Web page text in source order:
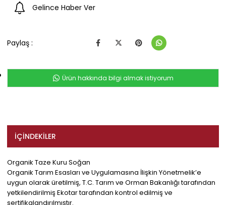
Gelince Haber Ver
Paylaş :
Ürün hakkında bilgi almak istiyorum
İÇINDEKILER
Organik Taze Kuru Soğan
Organik Tarım Esasları ve Uygulamasına İlişkin Yönetmelik’e
uygun olarak üretilmiş, T.C. Tarım ve Orman Bakanlığı tarafından
yetkilendirilmiş Ekotar tarafından kontrol edilmiş ve
sertifikalandırılmıştır.